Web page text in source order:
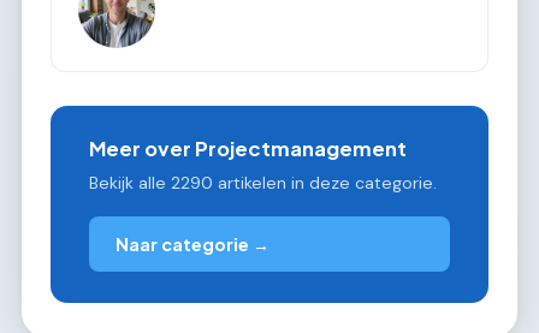
Meer over Projectmanagement
Bekijk alle 2290 artikelen in deze categorie.
Naar categorie →